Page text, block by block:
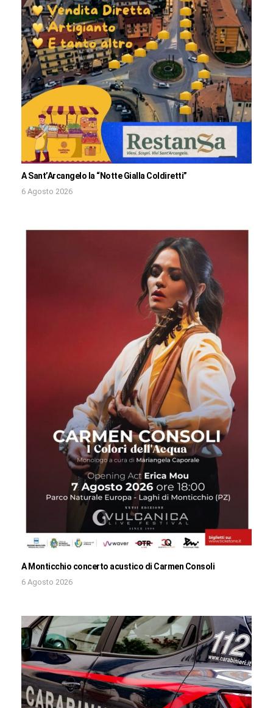
A Sant’Arcangelo la “Notte Gialla Coldiretti”
6 Agosto 2026
A Monticchio concerto acustico di Carmen Consoli
6 Agosto 2026